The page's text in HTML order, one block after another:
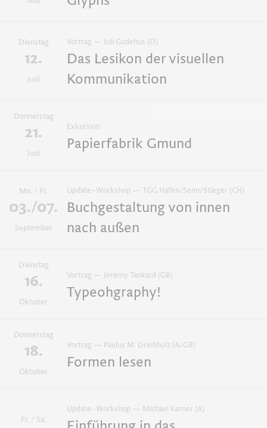
Dienstag
12.
Juni
Vortrag — Juli Gudehus (D)
Das Lesikon der visuellen
Kommunikation
Donnerstag
21.
Juni
Exkursion
Papierfabrik Gmund
Mo. / Fr.
03./07.
September
Update–Workshop — TGG Hafen/Senn/Stieger (CH)
Buchgestaltung von innen
nach außen
Dienstag
16.
Oktober
Vortrag — Jeremy Tankard (GB)
Typeohgraphy!
Donnerstag
18.
Oktober
Vortrag — Paulus M. Dreibholz (A/GB)
Formen lesen
Fr. / Sa.
Update–Workshop — Michael Karner (A)